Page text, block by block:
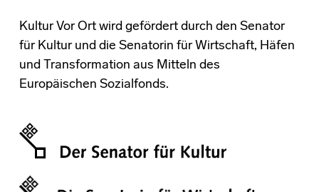
Kultur Vor Ort wird gefördert durch den Senator
für Kultur und die Senatorin für Wirtschaft, Häfen
und Transformation aus Mitteln des
Europäischen Sozialfonds.